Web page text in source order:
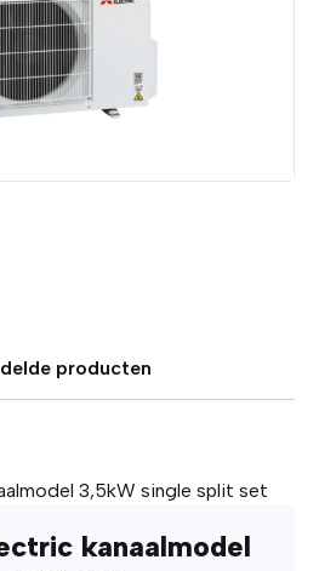
producten
3,5kW single split set
kanaalmodel